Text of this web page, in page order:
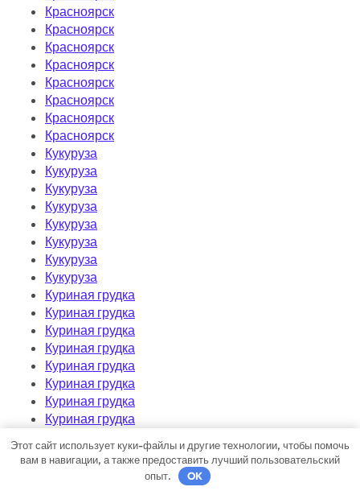
Красноярск
Красноярск
Красноярск
Красноярск
Красноярск
Красноярск
Красноярск
Красноярск
Кукуруза
Кукуруза
Кукуруза
Кукуруза
Кукуруза
Кукуруза
Кукуруза
Кукуруза
Куриная грудка
Куриная грудка
Куриная грудка
Куриная грудка
Куриная грудка
Куриная грудка
Куриная грудка
Куриная грудка
Куриная грудка
Этот сайт использует куки-файлы и другие технологии, чтобы помочь
вам в навигации, а также предоставить лучший пользовательский
опыт.
OK